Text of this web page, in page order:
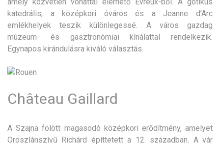
katedrális, a középkori óváros és a Jeanne d’Arc
emlékhelyek teszik különlegessé. A város gazdag
múzeum- és gasztronómiai kínálattal rendelkezik.
Egynapos kirándulásra kiváló választás.
Château Gaillard
A Szajna fölött magasodó középkori erődítmény, amelyet
Oroszlánszívű Richárd építtetett a 12. században. A vár